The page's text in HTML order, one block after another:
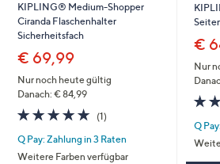
KIPLING® Medium-Shopper
Ciranda Flaschenhalter
Sicherheitsfach
€ 69,99
Nur noch heute gültig
Danach: € 84,99
5.0
von
5
(1)1
Q Pay: Zahlung in 3 Raten
Weitere Farben verfügbar
€
Nur
Q